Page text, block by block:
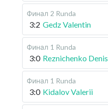
Финал 2 Runda
3:2 Gedz Valentin
Финал 1 Runda
3:0 Reznichenko Denis
Финал 1 Runda
3:0 Kidalov Valerii